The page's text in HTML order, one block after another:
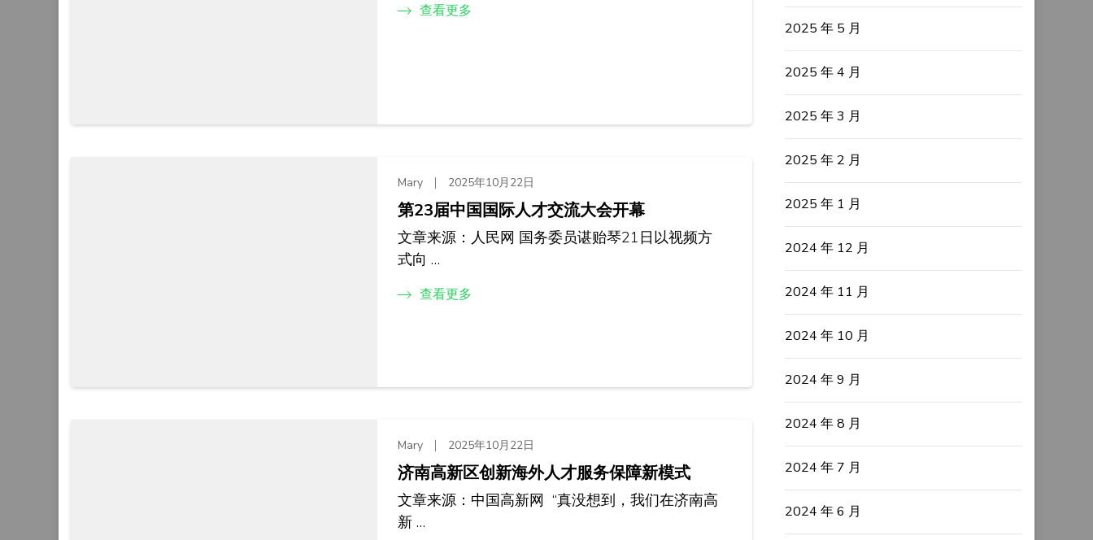
查看更多
Mary 2025年10月22日
第23届中国国际人才交流大会开幕
文章来源：人民网 国务委员谌贻琴21日以视频方
式向 …
查看更多
Mary 2025年10月22日
济南高新区创新海外人才服务保障新模式
文章来源：中国高新网 “真没想到，我们在济南高
新 …
2025 年 5 月
2025 年 4 月
2025 年 3 月
2025 年 2 月
2025 年 1 月
2024 年 12 月
2024 年 11 月
2024 年 10 月
2024 年 9 月
2024 年 8 月
2024 年 7 月
2024 年 6 月